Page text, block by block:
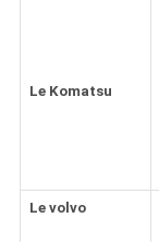
Le Komatsu
Le volvo